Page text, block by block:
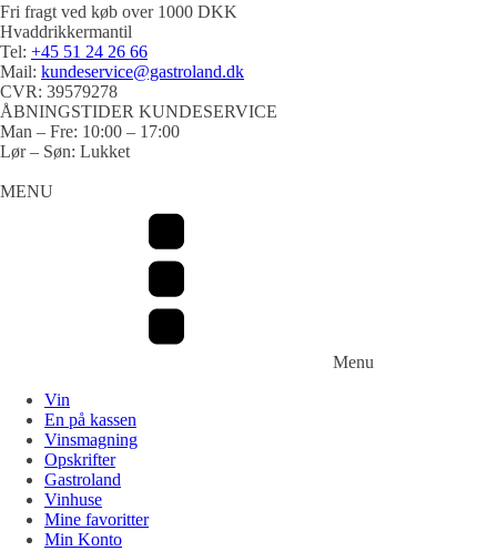
Fri fragt ved køb over 1000 DKK
Hvaddrikkermantil
Tel: +45 51 24 26 66
Mail: kundeservice@gastroland.dk
CVR: 39579278
ÅBNINGSTIDER KUNDESERVICE
Man – Fre: 10:00 – 17:00
Lør – Søn: Lukket
MENU
Menu
Vin
En på kassen
Vinsmagning
Opskrifter
Gastroland
Vinhuse
Mine favoritter
Min Konto